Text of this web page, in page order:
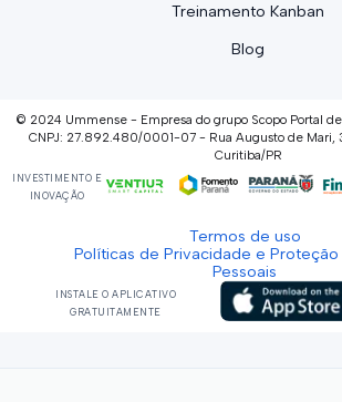
Treinamento Kanban
Blog
© 2024 Ummense - Empresa do grupo Scopo Portal
CNPJ: 27.892.480/0001-07 - Rua Augusto de
Curitiba/PR
INVESTIMENTO E
INOVAÇÃO
Termos de uso
Políticas de Privacidade e
Pessoais
INSTALE O APLICATIVO
GRATUITAMENTE